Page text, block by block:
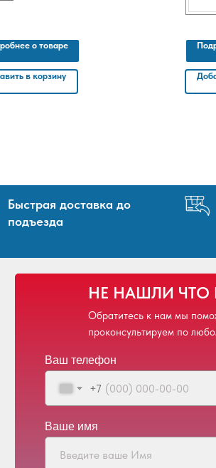
о товаре
в корзину
Быстрая доставка до
подъезда
НЕ НАШЛИ ЧТО
Обратитесь к нам мы
проконсультируем по
Ваш телефон
+7
Ваше имя